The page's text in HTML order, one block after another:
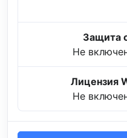
Защита
Не
Лицензия
Не